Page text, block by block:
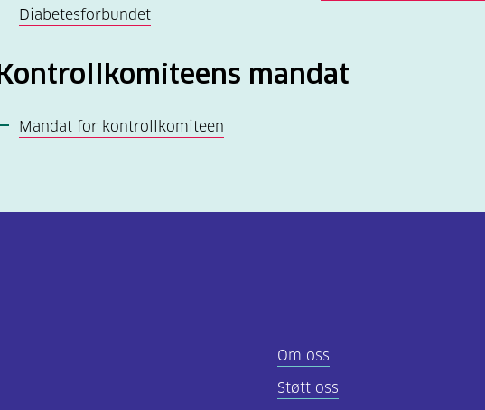
Diabetesforbundet
Kontrollkomiteens mandat
Mandat for kontrollkomiteen
Om oss
Støtt oss